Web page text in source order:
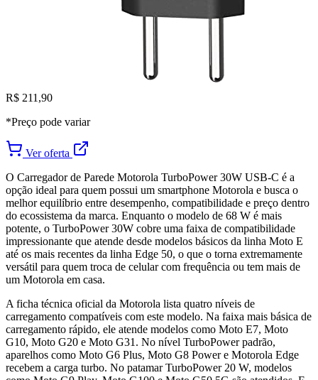
R$ 211,90
*Preço pode variar
Ver oferta
O Carregador de Parede Motorola TurboPower 30W USB-C é a
opção ideal para quem possui um smartphone Motorola e busca o
melhor equilíbrio entre desempenho, compatibilidade e preço dentro
do ecossistema da marca. Enquanto o modelo de 68 W é mais
potente, o TurboPower 30W cobre uma faixa de compatibilidade
impressionante que atende desde modelos básicos da linha Moto E
até os mais recentes da linha Edge 50, o que o torna extremamente
versátil para quem troca de celular com frequência ou tem mais de
um Motorola em casa.
A ficha técnica oficial da Motorola lista quatro níveis de
carregamento compatíveis com este modelo. Na faixa mais básica de
carregamento rápido, ele atende modelos como Moto E7, Moto
G10, Moto G20 e Moto G31. No nível TurboPower padrão,
aparelhos como Moto G6 Plus, Moto G8 Power e Motorola Edge
recebem a carga turbo. No patamar TurboPower 20 W, modelos